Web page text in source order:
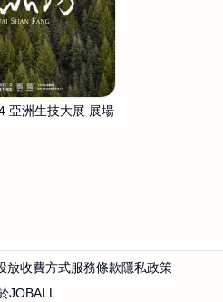
亞洲生技大展 展場
放收費方式服務條款隱私政策
JOBALL